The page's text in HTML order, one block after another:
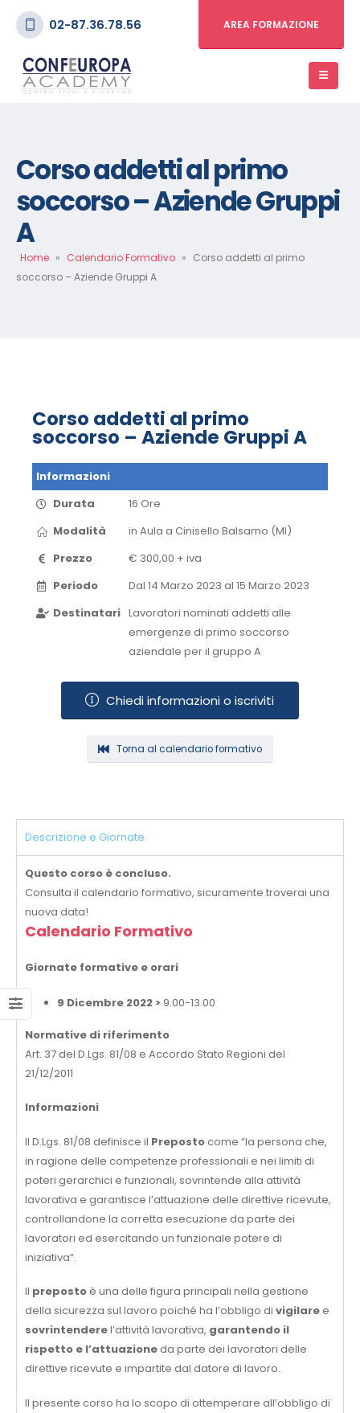
02-87.36.78.56 AREA FORMAZIONE
Corso addetti al primo
soccorso – Aziende Gruppi
A
Home » Calendario Formativo » Corso addetti al primo
soccorso – Aziende Gruppi A
Corso addetti al primo
soccorso – Aziende Gruppi A
Informazioni
Durata
16 Ore
Modalità
in Aula​ a Cinisello Balsamo (MI)​
Prezzo
€ 300,00 + iva
Periodo
Dal 14 Marzo 2023 al 15 Marzo 2023​
Destinatari Lavoratori nominati addetti alle
emergenze di primo soccorso
aziendale per il gruppo A
Chiedi informazioni o iscriviti
Torna al calendario formativo
Descrizione e Giornate
Questo corso è concluso.
Consulta il calendario formativo, sicuramente troverai una
nuova data!
Calendario Formativo
Giornate formative e orari
9 Dicembre 2022 > 9.00-13.00
Normative di riferimento
Art. 37 del D.Lgs. 81/08 e Accordo Stato Regioni del
21/12/2011
Informazioni
Il D.Lgs. 81/08 definisce il Prepostocome “la persona che,
in ragione delle competenze professionali e nei limiti di
poteri gerarchici e funzionali, sovrintende alla attività
lavorativa e garantisce l’attuazione delle direttive ricevute,
controllandone la corretta esecuzione da parte dei
lavoratori ed esercitando un funzionale potere di
iniziativa”.
Il preposto è una delle figura principali nella gestione
della sicurezza sul lavoro poiché ha l’obbligo di vigilare e
sovrintenderel’attività lavorativa, garantendo il
rispetto e l’attuazioneda parte dei lavoratori delle
direttive ricevute e impartite dal datore di lavoro.
Il presente corso ha lo scopo di ottemperare all’obbligo di